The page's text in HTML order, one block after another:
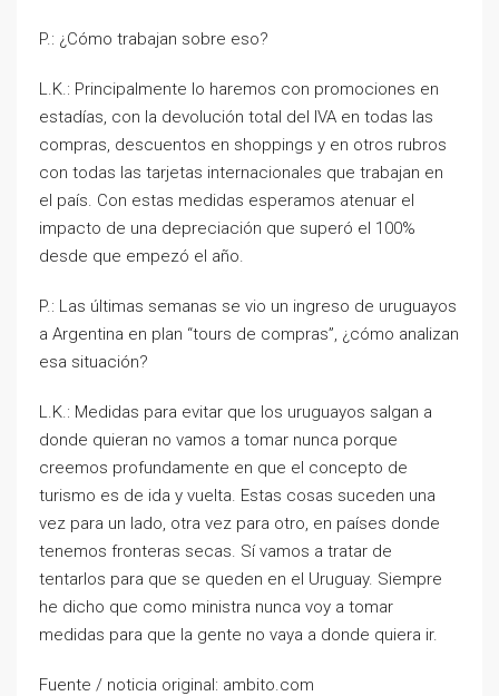
P.: ¿Cómo trabajan sobre eso?
L.K.: Principalmente lo haremos con promociones en
estadías, con la devolución total del IVA en todas las
compras, descuentos en shoppings y en otros rubros
con todas las tarjetas internacionales que trabajan en
el país. Con estas medidas esperamos atenuar el
impacto de una depreciación que superó el 100%
desde que empezó el año.
P.: Las últimas semanas se vio un ingreso de uruguayos
a Argentina en plan “tours de compras”, ¿cómo analizan
esa situación?
L.K.: Medidas para evitar que los uruguayos salgan a
donde quieran no vamos a tomar nunca porque
creemos profundamente en que el concepto de
turismo es de ida y vuelta. Estas cosas suceden una
vez para un lado, otra vez para otro, en países donde
tenemos fronteras secas. Sí vamos a tratar de
tentarlos para que se queden en el Uruguay. Siempre
he dicho que como ministra nunca voy a tomar
medidas para que la gente no vaya a donde quiera ir.
Fuente / noticia original: ambito.com